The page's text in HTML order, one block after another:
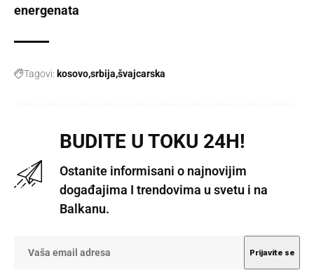
energenata
Tagovi: kosovosrbija švajcarska
BUDITE U TOKU 24H!
Ostanite informisani o najnovijim
događajima I trendovima u svetu i na
Balkanu.